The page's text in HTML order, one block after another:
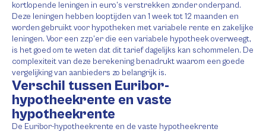
kortlopende leningen in euro’s verstrekken zonder onderpand.
Deze leningen hebben looptijden van 1 week tot 12 maanden en
worden gebruikt voor hypotheken met variabele rente en zakelijke
leningen. Voor een zzp’er die een variabele hypotheek overweegt,
is het goed om te weten dat dit tarief dagelijks kan schommelen. De
complexiteit van deze berekening benadrukt waarom een goede
vergelijking van aanbieders zo belangrijk is.
Verschil tussen Euribor-
hypotheekrente en vaste
hypotheekrente
De Euribor-hypotheekrente en de vaste hypotheekrente